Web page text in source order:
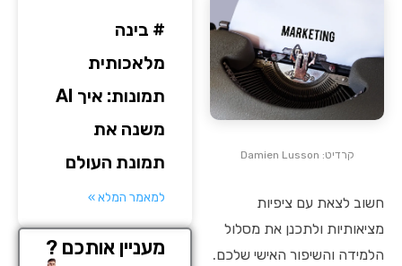
קרדיט: Damien Lusson
חשוב לצאת עם ציפיות
מציאותיות ולתכנן את מסלול
הלמידה והשיפור האישי שלכם.
# בינה
מלאכותית
תמונות: איך AI
משנה את
תמונת העולם
למאמר המלא »
מעניין אותכם ?